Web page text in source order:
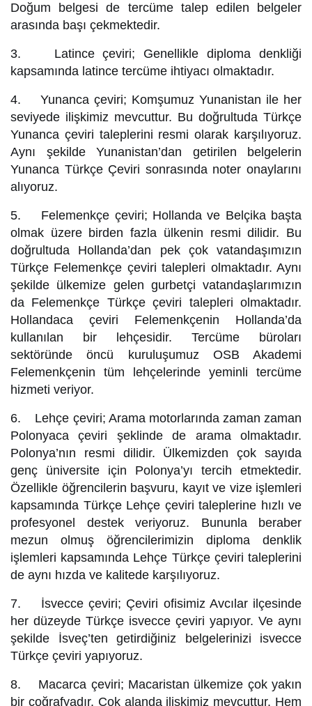
Doğum belgesi de tercüme talep edilen belgeler
arasında başı çekmektedir.
3. Latince çeviri; Genellikle diploma denkliği
kapsamında latince tercüme ihtiyacı olmaktadır.
4. Yunanca çeviri; Komşumuz Yunanistan ile her
seviyede ilişkimiz mevcuttur. Bu doğrultuda Türkçe
Yunanca çeviri taleplerini resmi olarak karşılıyoruz.
Aynı şekilde Yunanistan’dan getirilen belgelerin
Yunanca Türkçe Çeviri sonrasında noter onaylarını
alıyoruz.
5. Felemenkçe çeviri; Hollanda ve Belçika başta
olmak üzere birden fazla ülkenin resmi dilidir. Bu
doğrultuda Hollanda’dan pek çok vatandaşımızın
Türkçe Felemenkçe çeviri talepleri olmaktadır. Aynı
şekilde ülkemize gelen gurbetçi vatandaşlarımızın
da Felemenkçe Türkçe çeviri talepleri olmaktadır.
Hollandaca çeviri Felemenkçenin Hollanda’da
kullanılan bir lehçesidir. Tercüme büroları
sektöründe öncü kuruluşumuz OSB Akademi
Felemenkçenin tüm lehçelerinde yeminli tercüme
hizmeti veriyor.
6. Lehçe çeviri; Arama motorlarında zaman zaman
Polonyaca çeviri şeklinde de arama olmaktadır.
Polonya’nın resmi dilidir. Ülkemizden çok sayıda
genç üniversite için Polonya’yı tercih etmektedir.
Özellikle öğrencilerin başvuru, kayıt ve vize işlemleri
kapsamında Türkçe Lehçe çeviri taleplerine hızlı ve
profesyonel destek veriyoruz. Bununla beraber
mezun olmuş öğrencilerimizin diploma denklik
işlemleri kapsamında Lehçe Türkçe çeviri taleplerini
de aynı hızda ve kalitede karşılıyoruz.
7. İsvecce çeviri; Çeviri ofisimiz Avcılar ilçesinde
her düzeyde Türkçe isvecce çeviri yapıyor. Ve aynı
şekilde İsveç’ten getirdiğiniz belgelerinizi isvecce
Türkçe çeviri yapıyoruz.
8. Macarca çeviri; Macaristan ülkemize çok yakın
bir coğrafyadır. Çok alanda ilişkimiz mevcuttur. Hem